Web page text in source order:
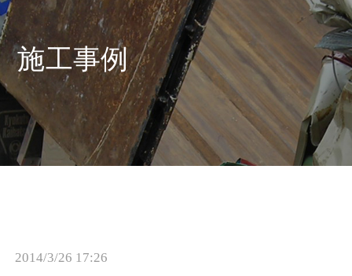
施工事例
2014/3/26 17:26
e
n
v
i
i